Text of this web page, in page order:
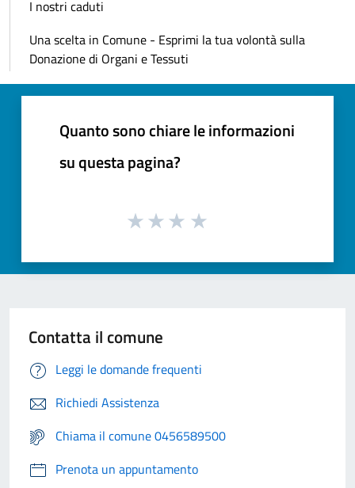
I nostri caduti
Una scelta in Comune - Esprimi la tua volontà sulla
Donazione di Organi e Tessuti
Quanto sono chiare le informazioni
su questa pagina?
Contatta il comune
Leggi le domande frequenti
Richiedi Assistenza
Chiama il comune 0456589500
Prenota un appuntamento